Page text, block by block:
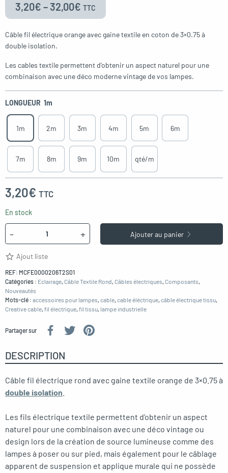
3,20€ – 32,00€ TTC
Câble fil électrique orange avec gaine textile en coton de 3×0.75 à
double isolation.
Les cables textile permettent d’obtenir un aspect naturel pour une
combinaison avec une déco moderne vintage de vos lampes.
LONGUEUR 1m
1m 2m 3m 4m 5m 6m
7m 8m 9m 10m qté/m
3,20€ TTC
En stock
- + Ajouter au panier
Ajout liste
REF: MCFE0000206T2S01
Catégories : Eclairage, Câble Textile Rond, Câbles électriques, Composants,
Nouveautés
Mots-clé : accessoires pour lampes, cable, cable éléctrique, câble électrique tissu,
Creative cable, fil électrique, fil tissu, lampe industrielle
Partager sur
DESCRIPTION
Câble fil électrique rond avec gaine textile orange de 3×0.75 à
double isolation
Les fils électrique textile permettent d’obtenir un aspect
naturel pour une combinaison avec une déco vintage ou
design lors de la création de source lumineuse comme des
lampes à poser ou sur pied, mais également pour le câblage
apparent de suspension et applique murale qui ne possède
menu